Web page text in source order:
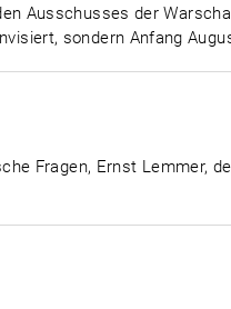
Ausschusses der
sondern Anfang
Fragen, Ernst Lemmer,